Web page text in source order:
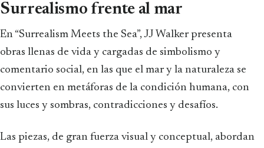
Surrealismo frente al mar
En “Surrealism Meets the Sea”, JJ Walker presenta
obras llenas de vida y cargadas de simbolismo y
comentario social, en las que el mar y la naturaleza se
convierten en metáforas de la condición humana, con
sus luces y sombras, contradicciones y desafíos.
Las piezas, de gran fuerza visual y conceptual, abordan